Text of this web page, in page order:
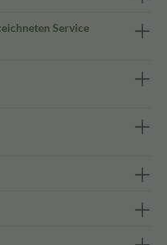
Service